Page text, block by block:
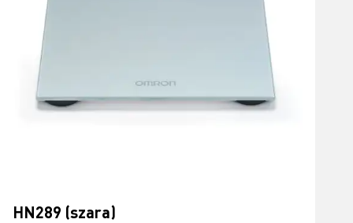
HN289 (szara)